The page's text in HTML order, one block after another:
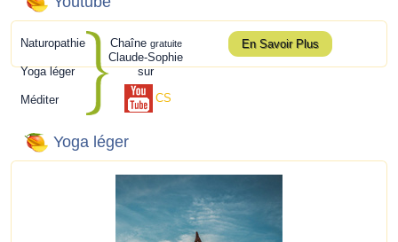
Naturopathie
Yoga léger
Méditer
Chaîne gratuite
Claude-Sophie
sur
CS
En Savoir Plus
Yoga léger